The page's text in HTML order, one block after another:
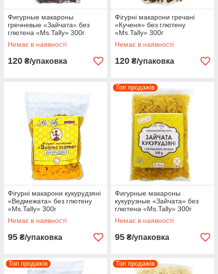
Фигурные макароны
гречневые «Зайчата» без
глютена «Ms.Tally» 300г
Немає в наявності
120 ₴/упаковка
Фігурні макарони гречані
«Кученя» без глютену
«Ms.Tally» 300г
Немає в наявності
120 ₴/упаковка
Фігурні макарони кукурудзяні
«Ведмежата» без глютену
«Ms.Tally» 300г
Немає в наявності
95 ₴/упаковка
Топ продажів
Фигурные макароны
кукурузные «Зайчата» без
глютена «Ms.Tally» 300г
Немає в наявності
95 ₴/упаковка
Топ продажів Топ продажів